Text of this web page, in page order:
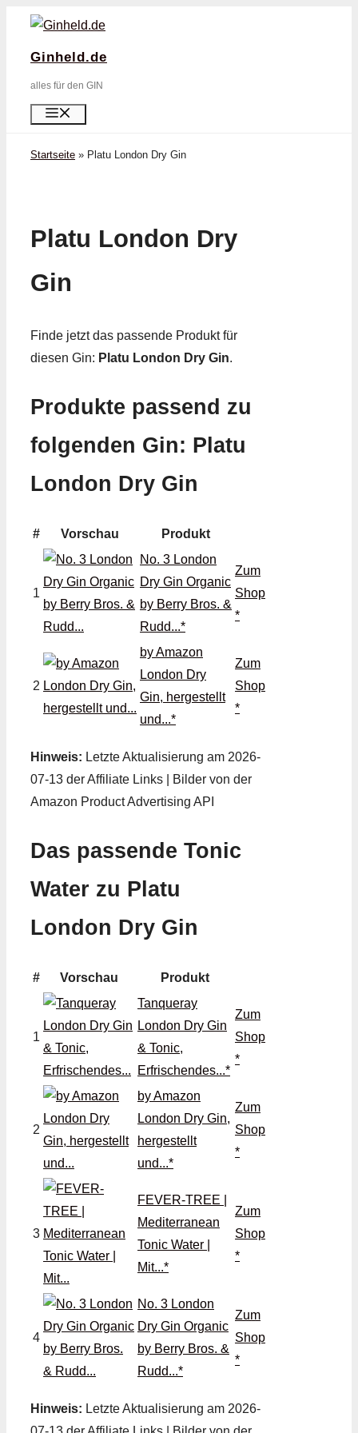
Zum
springen
Ginheld.de
alles für den GIN
Startseite » Platu London Dry Gin
Platu London Dry
Gin
Finde jetzt das passende Produkt für
diesen Gin: Platu London Dry Gin.
Produkte passend zu
folgenden Gin: Platu
London Dry Gin
# Vorschau Produkt
1
No. 3 London
Dry Gin Organic
by Berry Bros. &
Rudd...*
Zum
Shop
*
2
by Amazon
London Dry
Gin, hergestellt
und...*
Zum
Shop
*
Hinweis: Letzte Aktualisierung am 2026-
07-13 der Affiliate Links | Bilder von der
Amazon Product Advertising API
Das passende Tonic
Water zu Platu
London Dry Gin
# Vorschau Produkt
1
Tanqueray
London Dry Gin
& Tonic,
Erfrischendes...*
Zum
Shop
*
2
by Amazon
London Dry Gin,
hergestellt
und...*
Zum
Shop
*
3
FEVER-TREE |
Mediterranean
Tonic Water |
Mit...*
Zum
Shop
*
4
No. 3 London
Dry Gin Organic
by Berry Bros. &
Rudd...*
Zum
Shop
*
Hinweis: Letzte Aktualisierung am 2026-